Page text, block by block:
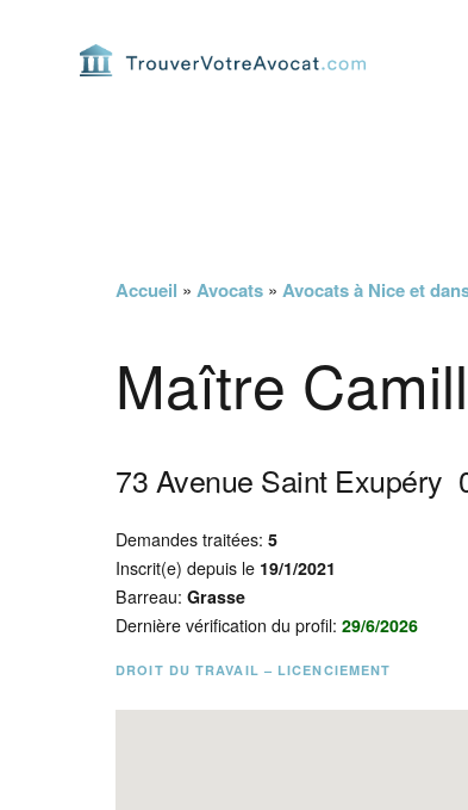
Accueil » Avocats » Avocats à Nice et
Maître
73 Avenue Saint Exupéry
Demandes traitées:5
Inscrit(e) depuis le 19/1/2021
Barreau:Grasse
Dernière vérification du profil:29/6/2026
DROIT DU TRAVAIL – LICENCIEMENT